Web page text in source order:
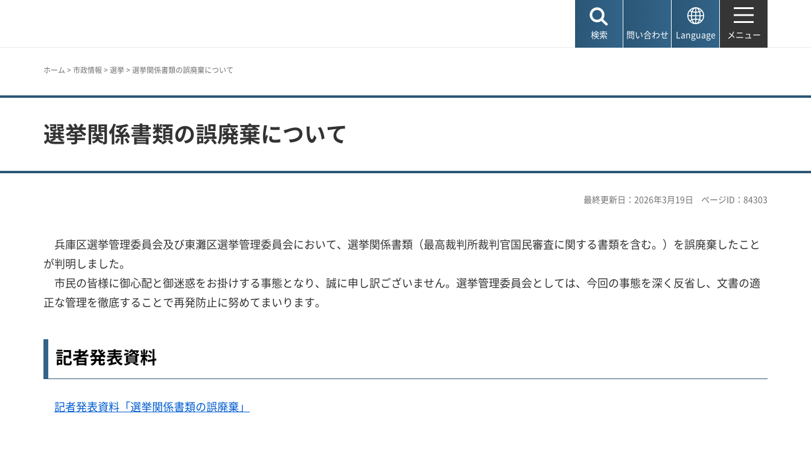
検索 問い合わせ Language メニュー
ホーム > 市政情報 > 選挙> 選挙関係書類の誤廃棄について
選挙関係書類の誤廃棄について
最終更新日：2026年3月19日 ページID：84303
兵庫区選挙管理委員会及び東灘区選挙管理委員会において、選挙関係書類（最高裁判所裁判官国民審査に関する書類を含む。）を誤廃棄したこと
が判明しました。
市民の皆様に御心配と御迷惑をお掛けする事態となり、誠に申し訳ございません。選挙管理委員会としては、今回の事態を深く反省し、文書の適
正な管理を徹底することで再発防止に努めてまいります。
記者発表資料
記者発表資料「選挙関係書類の誤廃棄」